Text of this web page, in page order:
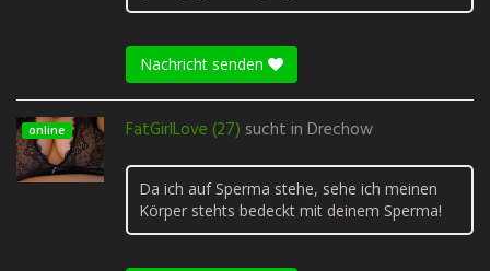
Nachricht senden
online FatGirlLove (27) sucht in Drechow
Da ich auf Sperma stehe, sehe ich meinen
Körper stehts bedeckt mit deinem Sperma!